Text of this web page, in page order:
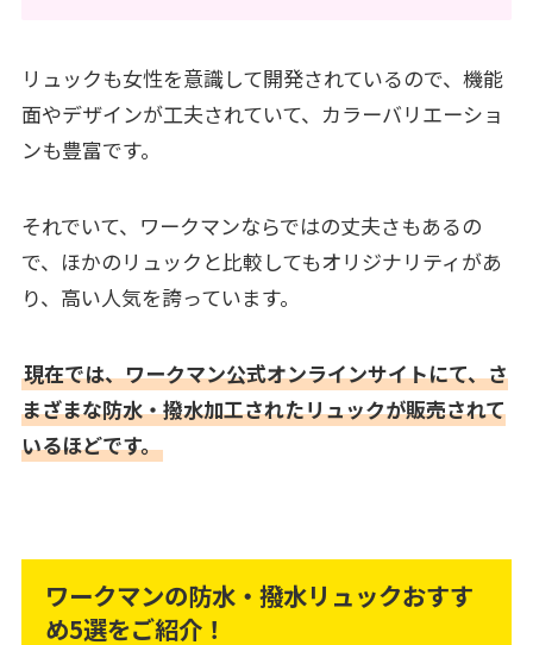
リュックも女性を意識して開発されているので、機能
面やデザインが工夫されていて、カラーバリエーショ
ンも豊富です。
それでいて、ワークマンならではの丈夫さもあるの
で、ほかのリュックと比較してもオリジナリティがあ
り、高い人気を誇っています。
現在では、ワークマン公式オンラインサイトにて、さ
まざまな防水・撥水加工されたリュックが販売されて
いるほどです。
ワークマンの防水・撥水リュックおすす
め5選をご紹介！